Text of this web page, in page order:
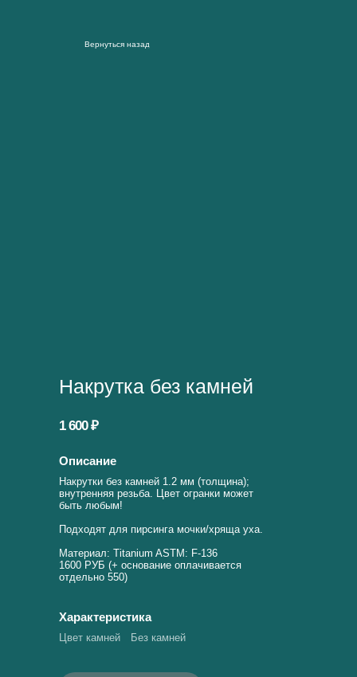
Вернуться назад
Накрутка без камней
Описание
Характеристика
Накрутки без камней 1.2 мм (толщина);
внутренняя резьба. Цвет огранки может
быть любым!
Подходят для пирсинга мочки/хряща уха.
Материал: Titanium ASTM: F-136
1600 РУБ (+ основание оплачивается
отдельно 550)
Без камней
Цвет камней
1 600 ₽